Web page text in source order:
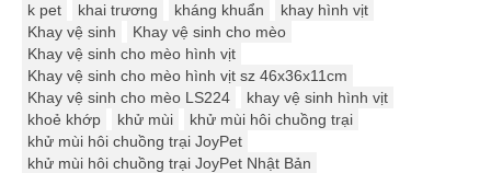
k pet
khai trương kháng khuẩn
khay hình vịt
Khay vệ sinh
Khay vệ sinh cho mèo
Khay vệ sinh cho mèo hình vịt
Khay vệ sinh cho mèo hình vịt sz 46x36x11cm
Khay vệ sinh cho mèo LS224
khay vệ sinh hình vịt
khoẻ khớp
khử mùi
khử mùi hôi chuồng trại
khử mùi hôi chuồng trại JoyPet
khử mùi hôi chuồng trại JoyPet Nhật Bản